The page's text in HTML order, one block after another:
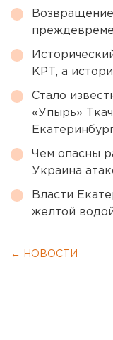
КРТ, а
Стало
«Упырь»
Чем опасны
Украина
Власти
желтой
← НОВОСТИ